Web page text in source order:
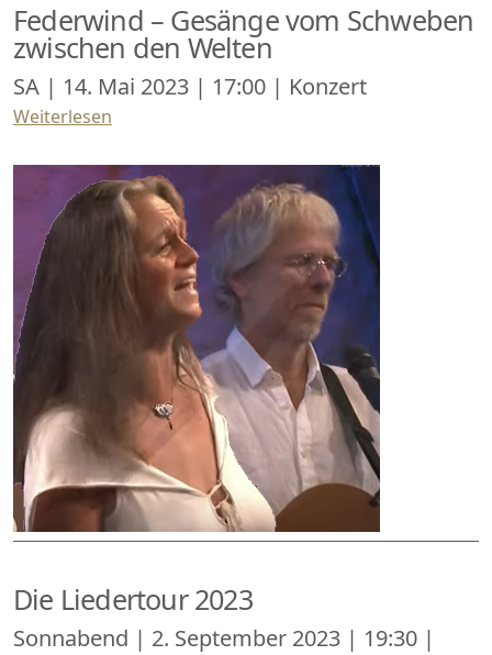
Federwind – Gesänge vom Schweben
zwischen den Welten
SA | 14. Mai 2023 | 17:00 | Konzert
Weiterlesen
Die Liedertour 2023
Sonnabend | 2. September 2023 | 19:30 |